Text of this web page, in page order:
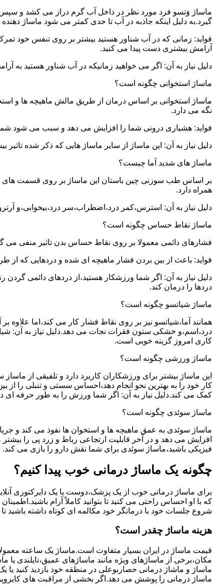
ماساژ وَتسو فرد مورد نظر در داخل آب گرم دراز می کشد و
گیرد.به دلیل اینکه جاذبه در آب تا حدی کمتر می شود ماساژ
فواید: زمانی که در آب شناور هستید بیشتر بر روی تنفس خود
آرامش بیشتری دست پیدا می کنید.
دلیل نیاز به آن: اگر می خواهید زمانیکه در آب شناور هستید به
ماساژ استخوانی چگونه است؟
ماساژ استخوانی بر اساس درمان از طریق مالش ماهیچه ها و
نگه می دارد.
فواید: هشیاری درونی شما را افزایش می دهد و سبب می شود
دلیل نیاز به آن: این ماساژ از سایر ماساژ هایی که ذکر شده
ماساژ های شدید آما چیست؟
بر اساس طب سوزنی چین باستان این ماساژ بر روی قسمت های
همراه دارد.
دلیل نیاز به آن: استرس،کمر درد،اضطراب،سر درد،بیخوابی،و
ماساژ نقاط حساس چگونه است؟
فشارهای دائمی معمولا بر روی نقاط حساس بدن تاثیر منفی می
فواید: باعث از بین بردن فشار ماهیچه ای شده و دردهایی که
دلیل نیاز به آن: اگر شما ورزشکار هستید،از دردهای دائمی
دردها را درمان کند.
ماساژ شیاتسو چگونه است؟
همانند آما،شیاتسو نیز بر روی نقاط فشار کار می کند،اما
درد،اسم،و خشکی ستون فقرات نجات می دهد.دلیل نیاز به آن:
کاری امروز گزینه خوبی است.
ماساژ ورزشی چگونه است؟
این ماساژ بیشتر برای ورزشکاران کاربرد دارد و تلفیقی از
کار خود را به بهترین نحو انجام دهد،احساس سستی و تنبلی را
کمک می کند.دلیل نیاز به آن: اگر شما ورزش را به طور حرفه
ماساژ سوئدی چگونه است؟
ماساژ سوئدی به عمق ماهیچه ها و استخوان ها نفوذ می کند و
افزایش می دهد و در آخر قابلیت ارتجاعی رباط و زرد پی را
فیزیکی باشید،ماساژ سوئدی برای شما نقش دارو را بازی می کند.
چگونه یک ماساژ درمانی خوب پیدا کنیم؟
برای ماساژ درمانی خوب از یک پزشک،دوست یا یک دایرکتوری
که با او احساس راحتی می کنید تا بتوانید کاملاً آرام
شروع جلسات خود با درمانگر خود مکالمه ای کوتاه داشته باشید تا
هزینه ماساژ چقدر است؟
قیمت ماساژ در ایران بسیار متفاوت است.ماساژ یک ساعته معمولاً 150 تا 400 هزار تومان
مکان،برخی از ماساژهای ویژه مانند ماساژهای عمیق،تایلندی
ماساژ و ماشاژ درمانی حصاربوعلی در منطقه خود بازدید کنید یا
ماساژ درمانی را پوشش می دهد.اگر بخشی از مراقبت های